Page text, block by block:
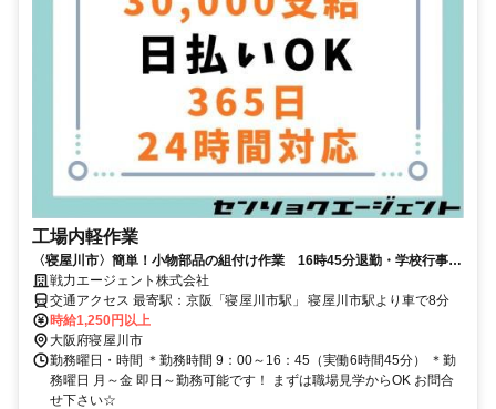
工場内軽作業
〈寝屋川市〉簡単！小物部品の組付け作業 16時45分退勤・学校行事の
考慮OK♪
戦力エージェント株式会社
交通アクセス 最寄駅：京阪「寝屋川市駅」 寝屋川市駅より車で8分
時給1,250円以上
大阪府寝屋川市
勤務曜日・時間 ＊勤務時間 9：00～16：45（実働6時間45分） ＊勤
務曜日 月～金 即日～勤務可能です！ まずは職場見学からOK お問合
せ下さい☆